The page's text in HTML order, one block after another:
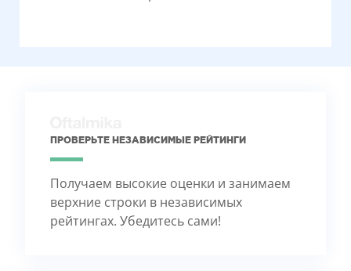
ПРОВЕРЬТЕ НЕЗАВИСИМЫЕ РЕЙТИНГИ
Получаем высокие оценки и занимаем
верхние строки в независимых
рейтингах. Убедитесь сами!